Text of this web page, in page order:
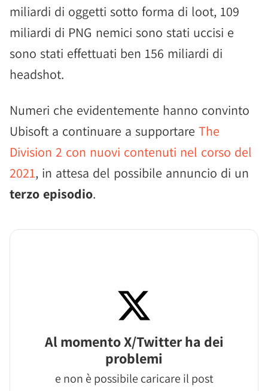
miliardi di oggetti sotto forma di loot, 109
miliardi di PNG nemici sono stati uccisi e
sono stati effettuati ben 156 miliardi di
headshot.
Numeri che evidentemente hanno convinto
Ubisoft a continuare a supportare The
Division 2 con nuovi contenuti nel corso del
2021, in attesa del possibile annuncio di un
terzo episodio.
Al momento X/Twitter ha dei
problemi
e non è possibile caricare il post